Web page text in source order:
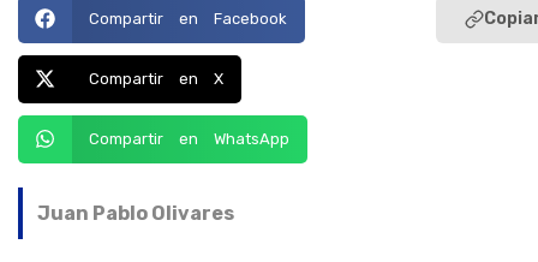
Compartir en Facebook
Compartir en X
Compartir en WhatsApp
Juan Pablo Olivares